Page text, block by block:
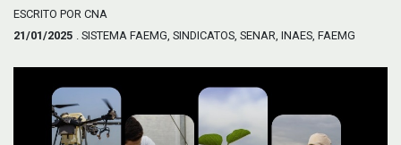
ESCRITO POR CNA
21/01/2025 . SISTEMA FAEMG, SINDICATOS, SENAR, INAES, FAEMG